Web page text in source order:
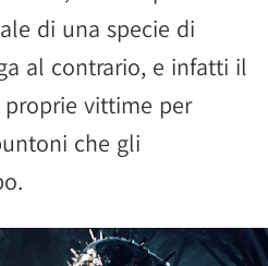
di una specie di
al contrario, e infatti il
vittime per
che gli